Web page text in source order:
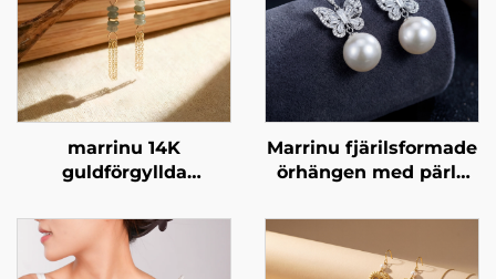
marrinu 14K
guldförgyllda
gnistrande effekt
Marrinu fjärilsformade
örhängen med pärla